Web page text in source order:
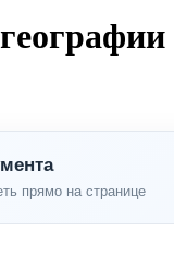
прямо на странице